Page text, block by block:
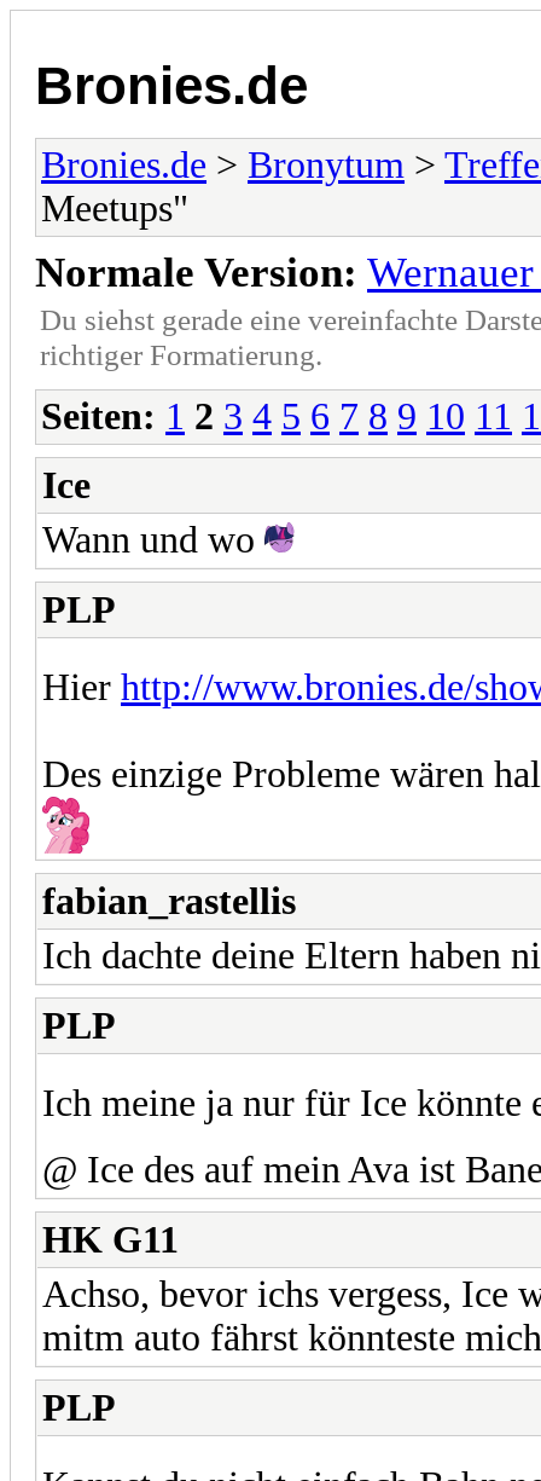
Bronies.de
Bronies.de > Bronytum >
Meetups"
Normale Version:
Du siehst gerade eine vereinfachte
richtiger Formatierung.
Seiten: 1 2 3 4 5 6 7 8 9 10 11
Ice
Wann und wo
PLP
Hier http://www.bronies.de/
Des einzige Probleme wären
fabian_rastellis
Ich dachte deine Eltern haben
PLP
Ich meine ja nur für Ice könnte
@ Ice des auf mein Ava ist
HK G11
Achso, bevor ichs vergess, Ice
mitm auto fährst könnteste
PLP